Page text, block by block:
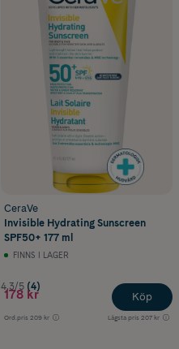
CeraVe
Invisible Hydrating Sunscreen
SPF50+ 177 ml
FINNS I LAGER
4.3/5 (4)
178 kr
Ord.pris 209 kr Lägsta pris 207 kr
Köp